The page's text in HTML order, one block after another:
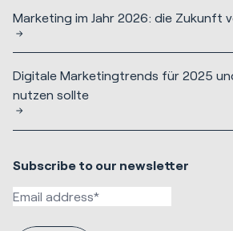
Marketing im Jahr 2026: die Zukunft
Digitale Marketingtrends für 2025
nutzen sollte
Subscribe to our newsletter